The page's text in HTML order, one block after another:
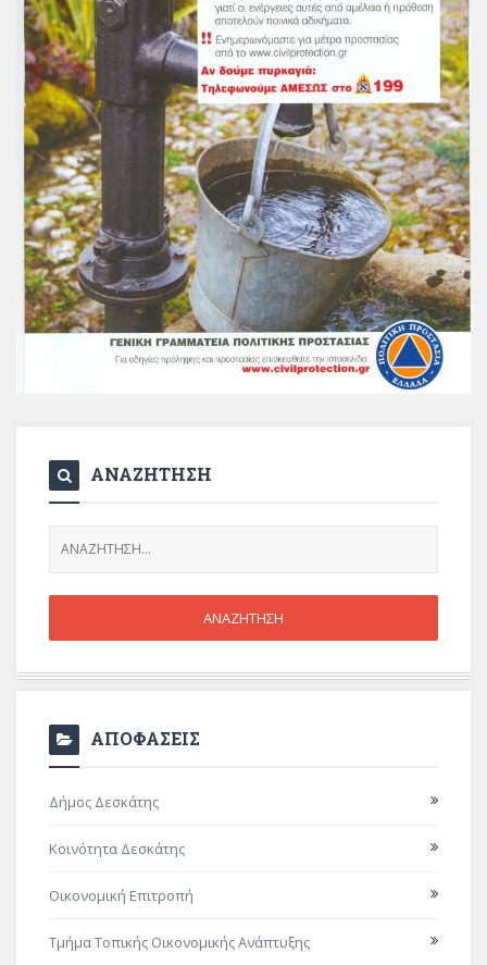
ΑΝΑΖΗΤΗΣΗ
ΑΠΟΦΑΣΕΙΣ
Δήμος Δεσκάτης
Κοινότητα Δεσκάτης
Οικονομική Επιτροπή
Τμήμα Τοπικής Οικονομικής Ανάπτυξης